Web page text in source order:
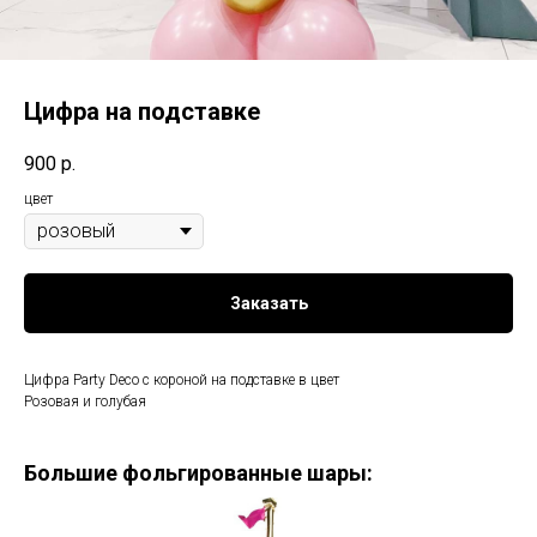
Цифра на подставке
900 р.
цвет
Заказать
Цифра Party Deco с короной на подставке в цвет
Розовая и голубая
Большие фольгированные шары: